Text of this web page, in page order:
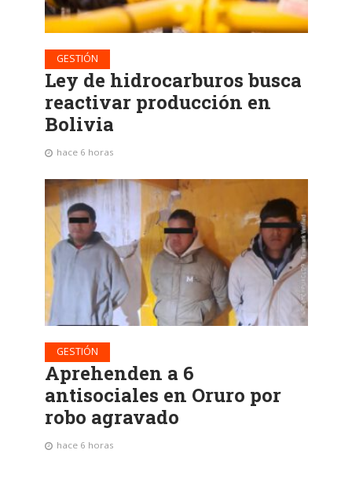
GESTIÓN
Ley de hidrocarburos busca
reactivar producción en
Bolivia
hace 6 horas
GESTIÓN
Aprehenden a 6
antisociales en Oruro por
robo agravado
hace 6 horas